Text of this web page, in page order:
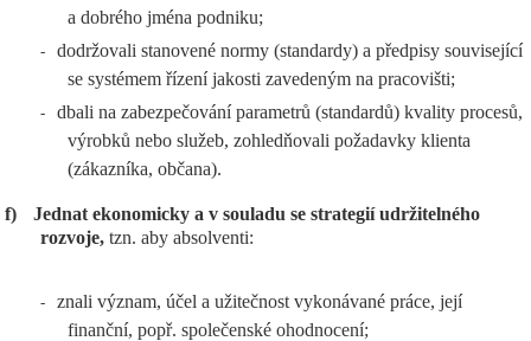
a dobrého jména podniku;
-
dodržovali stanovené normy (standardy) a předpisy související
se systémem řízení jakosti zavedeným na pracovišti;
-
dbali na zabezpečování parametrů (standardů) kvality procesů,
výrobků nebo služeb, zohledňovali požadavky klienta
(zákazníka, občana).
f)
Jednat ekonomicky a v souladu se strategií udržitelného
rozvoje, tzn. aby absolventi:
-
znali význam, účel a užitečnost vykonávané práce, její
finanční, popř. společenské ohodnocení;